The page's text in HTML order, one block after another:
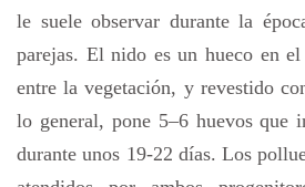
le suele observar durante la
parejas. El nido es un hueco en
entre la vegetación, y revestido
lo general, pone 5–6 huevos que
durante unos 19-22 días. Los